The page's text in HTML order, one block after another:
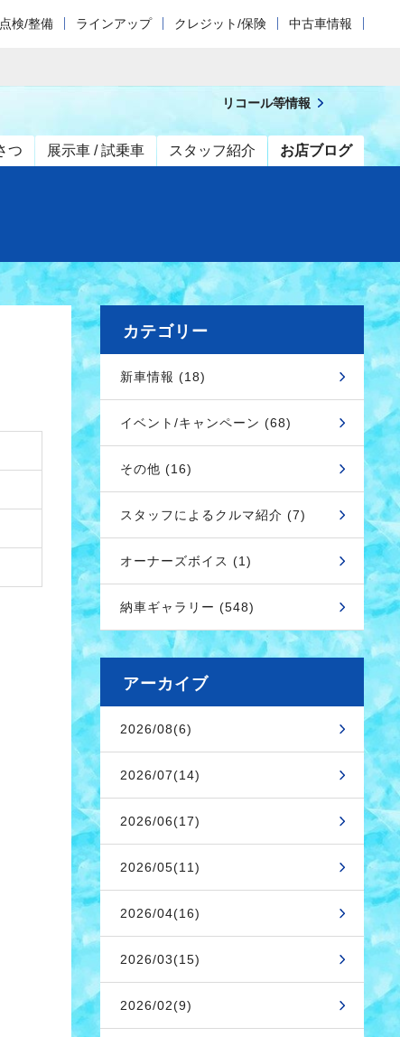
検/整備 ラインアップ クレジット/保険 中古車情報
つ 展示車 / 試乗車 スタッフ紹介 お店ブログ
リコール等情報
カテゴリー
新車情報 (18)
イベント/キャンペーン (68)
その他 (16)
スタッフによるクルマ紹介 (7)
オーナーズボイス (1)
納車ギャラリー (548)
アーカイブ
2026/08(6)
2026/07(14)
2026/06(17)
2026/05(11)
2026/04(16)
2026/03(15)
2026/02(9)